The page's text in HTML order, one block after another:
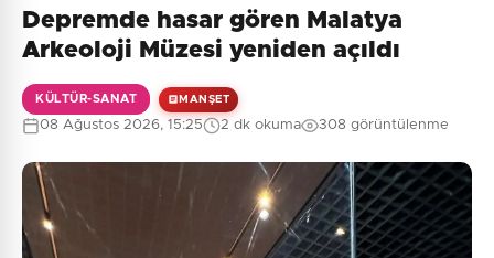
Güvenlik Sorusu:
7 + 1 = ?
Henüz yorum yapılmamış. İlk yorumu siz yapın!
Depremde hasar gören Malatya
Arkeoloji Müzesi yeniden açıldı
KÜLTÜR-SANAT MANŞET
08 Ağustos 2026, 15:25 2 dk okuma 308 görüntülenme